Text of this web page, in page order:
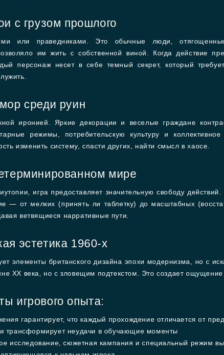
с грузом прошлого
или праведниками. Это обычные люди,
им жить с собственной виной. Когда действие
персонаж несет в себе темный секрет, который
среди руин
иронией. Яркие декорации и веселые граждане
режимы, потребительскую культуру и
изменить систему, спасти других, найти смысл в хаосе.
мире
игра предоставляет значительную свободу
— от мелких (принять ли таблетку) до масштабных
ветвящиеся нарративные пути.
эстетика 1960-х
элементы британского дизайна эпохи модернизма, но с
XX века, но с зловещим подтекстом. Это создает
игрового опыта:
гарантирует, что каждый прохождение отличается от
трансформирует неудачи в обучающие моменты
исследование, сюжетная кампания и специальный режим